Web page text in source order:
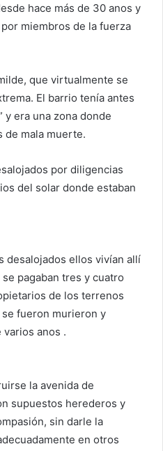
hace más de 30 anos y
miembros de la fuerza
que virtualmente se
El barrio tenía antes
y era una zona donde
de mala muerte.
por diligencias
del solar donde estaban
desalojados ellos vivían allí
pagaban tres y cuatro
de los terrenos
fueron murieron y
anos .
la avenida de
supuestos herederos y
sin darle la
en otros